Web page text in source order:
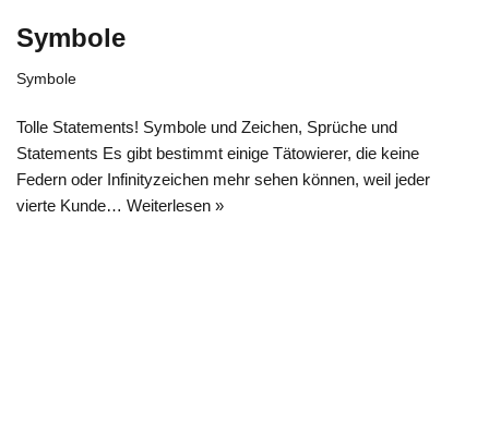
Symbole
Symbole
Tolle Statements! Symbole und Zeichen, Sprüche und
Statements Es gibt bestimmt einige Tätowierer, die keine
Federn oder Infinityzeichen mehr sehen können, weil jeder
vierte Kunde… Weiterlesen »